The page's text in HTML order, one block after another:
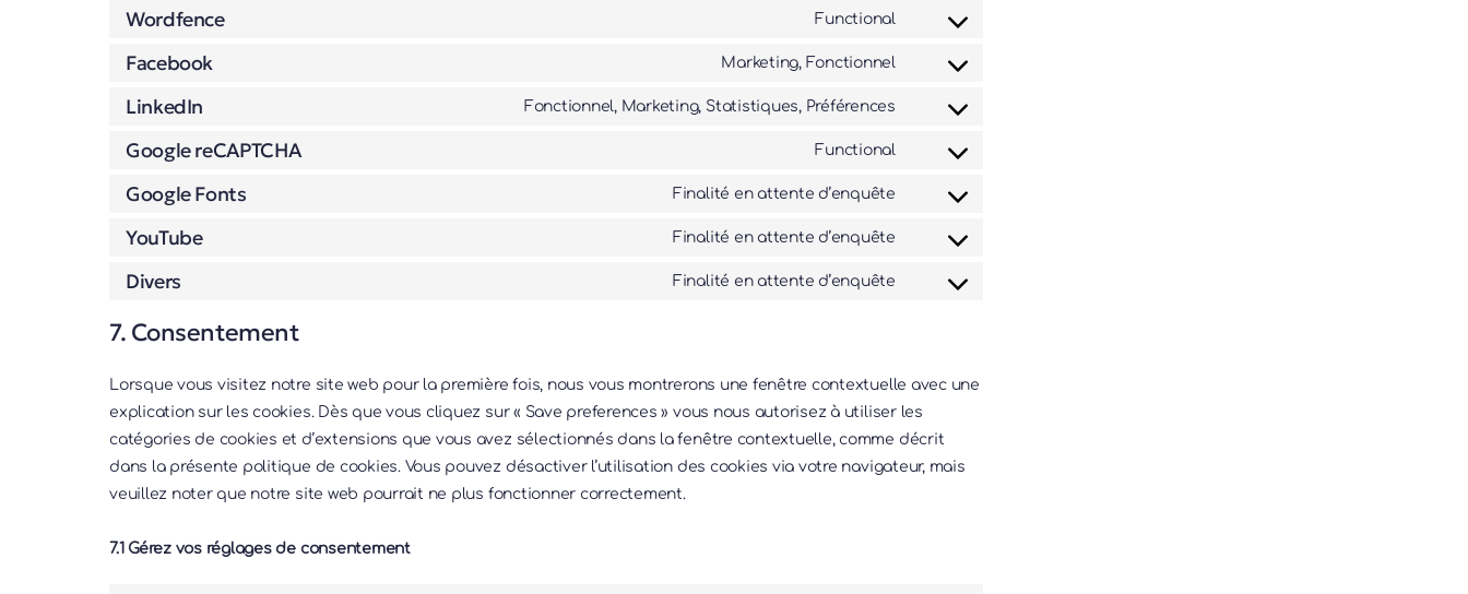
polylang
wordpress
Wordfence Functional
Consent
wordfence
Facebook Marketing, Fonctionnel
Consent
facebook
LinkedIn Fonctionnel, Marketing, Statistiques, Préférences
Consent
linkedin
Google reCAPTCHA Functional
Consent
google-
Google Fonts Finalité en attente d’enquête
Consent
google-
YouTube Finalité en attente d’enquête
Consent
Divers Finalité en attente d’enquête
Consent
7. Consentement
Lorsque vous visitez notre site web pour la première fois, nous vous montrerons une fenêtre contextuelle avec une
explication sur les cookies. Dès que vous cliquez sur « Save preferences » vous nous autorisez à utiliser les
catégories de cookies et d’extensions que vous avez sélectionnés dans la fenêtre contextuelle, comme décrit
dans la présente politique de cookies. Vous pouvez désactiver l’utilisation des cookies via votre navigateur, mais
veuillez noter que notre site web pourrait ne plus fonctionner correctement.
7.1 Gérez vos réglages de consentement